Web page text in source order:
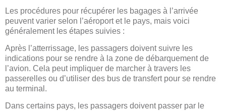
Les procédures pour récupérer les bagages à l’arrivée
peuvent varier selon l’aéroport et le pays, mais voici
généralement les étapes suivies :
Après l’atterrissage, les passagers doivent suivre les
indications pour se rendre à la zone de débarquement de
l’avion. Cela peut impliquer de marcher à travers les
passerelles ou d’utiliser des bus de transfert pour se rendre
au terminal.
Dans certains pays, les passagers doivent passer par le